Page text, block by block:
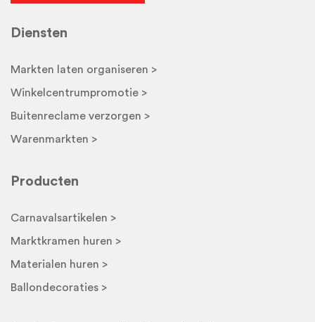
Diensten
Markten laten organiseren >
Winkelcentrumpromotie >
Buitenreclame verzorgen >
Warenmarkten >
Producten
Carnavalsartikelen >
Marktkramen huren >
Materialen huren >
Ballondecoraties >